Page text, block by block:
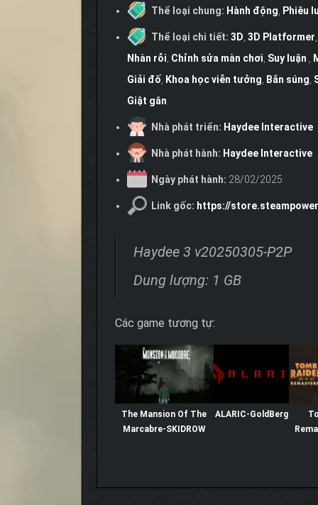
Thể loại chung: Hành động, Phiêu
Thể loại chi tiết: 3D, 3D Platformer
Nhàn rỗi, Chỉnh sửa màn chơi, Suy luận ,
Giải đố, Khoa học viễn tưởng, Bắn súng,
Giật gân
Nhà phát triển: Haydee Interactive
Nhà phát hành: Haydee Interactive
Ngày phát hành: 28/02/2025
Link gốc: https://
Haydee 3 v20250305-P2P
Dung lượng: 1 GB
Các game tương tự:
The Mansion Of The
Marcabre-SKIDROW
ALARIC-GoldBerg